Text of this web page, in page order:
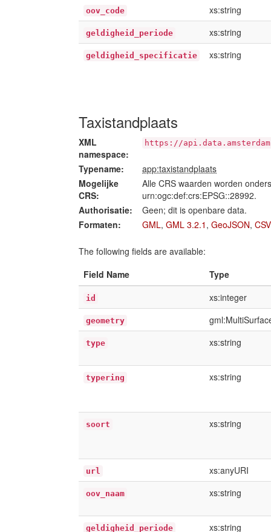
oov_code xs:string
geldigheid_periode xs:string
geldigheid_specificatie xs:string
Taxistandplaats
XML
namespace:
https://
Typename:
app:taxistandplaats
Mogelijke
CRS:
Alle CRS waarden worden
urn:ogc:def:crs:EPSG::28992.
Authorisatie:
Geen; dit is openbare data.
Formaten:
GML, GML 3.2.1 , GeoJSON, CSV
The following fields are available:
Field Name
Type
id xs:integer
geometry
type xs:string
typering xs:string
soort xs:string
url xs:anyURI
oov_naam xs:string
geldigheid_periode xs:string